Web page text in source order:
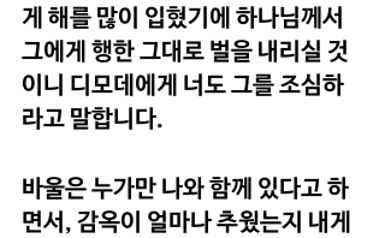
게 해를 많이 입혔기에 하나님께서
그에게 행한 그대로 벌을 내리실 것
이니 디모데에게 너도 그를 조심하
라고 말합니다.
바울은 누가만 나와 함께 있다고 하
면서, 감옥이 얼마나 추웠는지 내게